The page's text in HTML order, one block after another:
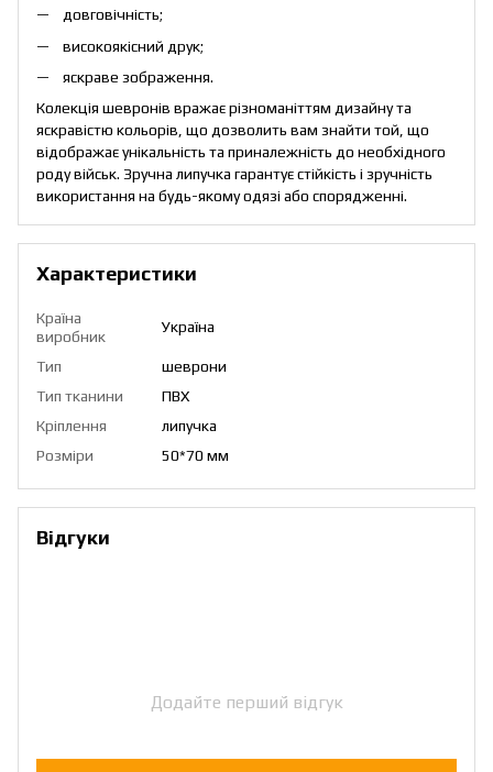
довговічність;
високоякісний друк;
яскраве зображення.
Колекція шевронів вражає різноманіттям дизайну та
яскравістю кольорів, що дозволить вам знайти той, що
відображає унікальність та приналежність до необхідного
роду військ. Зручна липучка гарантує стійкість і зручність
використання на будь-якому одязі або спорядженні.
Характеристики
Країна
виробник
Україна
Тип
шеврони
Тип тканини
ПВХ
Кріплення
липучка
Розміри
50*70 мм
Відгуки
Додайте перший відгук